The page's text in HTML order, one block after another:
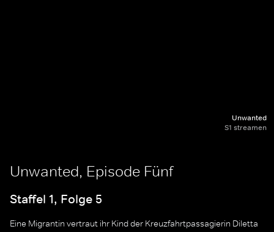
Unwanted
S1 streamen
Unwanted, Episode Fünf
Staffel 1, Folge 5
Eine Migrantin vertraut ihr Kind der Kreuzfahrtpassagierin Diletta